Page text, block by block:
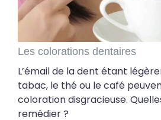
Les colorations dentaires
L’émail de la dent étant
tabac, le thé ou le café
coloration disgracieuse.
remédier ?